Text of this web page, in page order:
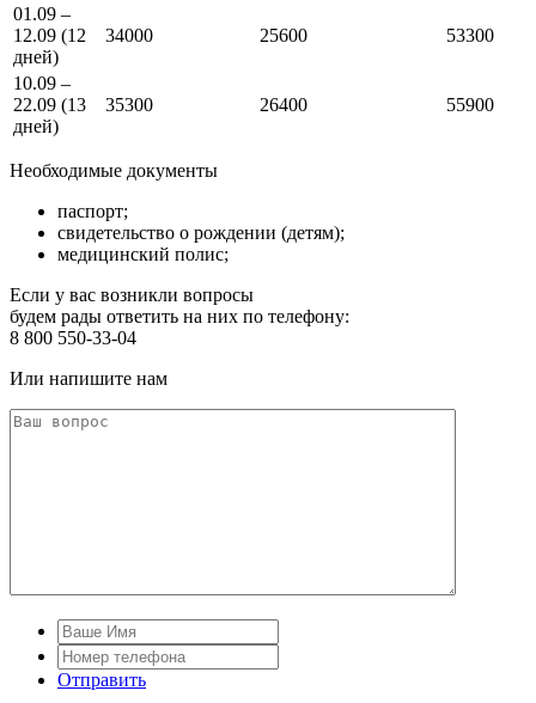
01.09 –
12.09 (12
дней)
34000 25600 53300
10.09 –
22.09 (13
дней)
35300 26400 55900
Необходимые документы
паспорт;
свидетельство о рождении (детям);
медицинский полис;
Если у вас возникли вопросы
будем рады ответить на них по телефону:
8 800 550-33-04
Или напишите нам
Отправить